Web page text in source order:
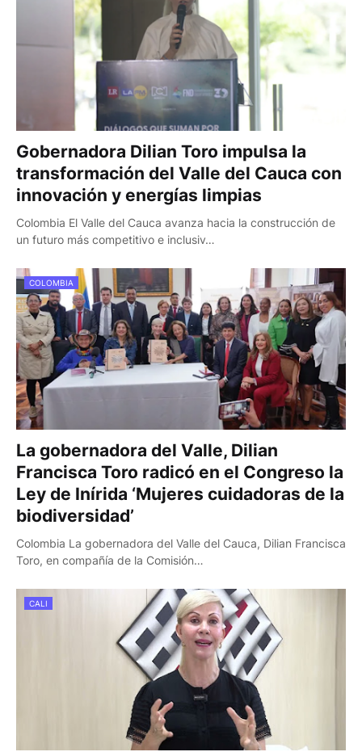
Gobernadora Dilian Toro impulsa la
transformación del Valle del Cauca con
innovación y energías limpias
Colombia El Valle del Cauca avanza hacia la construcción de
un futuro más competitivo e inclusiv…
COLOMBIA
La gobernadora del Valle, Dilian
Francisca Toro radicó en el Congreso la
Ley de Inírida ‘Mujeres cuidadoras de la
biodiversidad’
Colombia La gobernadora del Valle del Cauca, Dilian Francisca
Toro, en compañía de la Comisión…
CALI